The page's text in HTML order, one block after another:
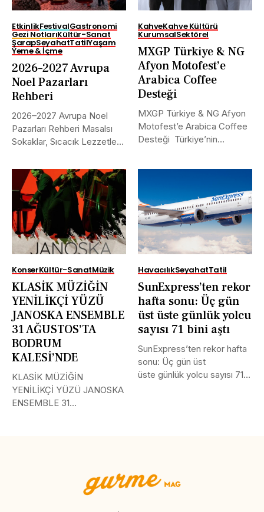
EtkinlikFestivalGastronomi
Gezi NotlarıKültür-Sanat
ŞarapSeyahatTatilYaşam
Yeme & İçme
2026–2027 Avrupa
Noel Pazarları
Rehberi
2026–2027 Avrupa Noel
Pazarları Rehberi Masalsı
Sokaklar, Sıcacık Lezzetler
KahveKahve Kültürü
KurumsalSektörel
MXGP Türkiye & NG
Afyon Motofest’e
Arabica Coffee
Desteği
MXGP Türkiye & NG Afyon
Motofest’e Arabica Coffee
Desteği Türkiye’nin
KonserKültür-SanatMüzik
KLASİK MÜZİĞİN
YENİLİKÇİ YÜZÜ
JANOSKA ENSEMBLE
31 AĞUSTOS’TA
BODRUM
KALESİ’NDE
KLASİK MÜZİĞİN
YENİLİKÇİ YÜZÜ JANOSKA
ENSEMBLE 31
HavacılıkSeyahatTatil
SunExpress’ten rekor
hafta sonu: Üç gün
üst üste günlük yolcu
sayısı 71 bini aştı
SunExpress’ten rekor hafta
sonu: Üç gün üst
üste günlük yolcu sayısı 71